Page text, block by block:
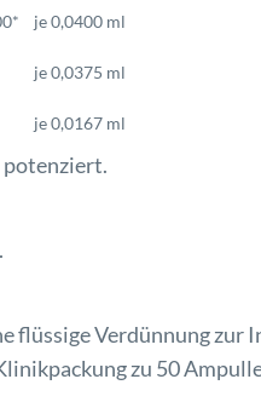
je 0,0400 ml
je 0,0375 ml
je 0,0167 ml
potenziert.
flüssige Verdünnung zur
zu 50